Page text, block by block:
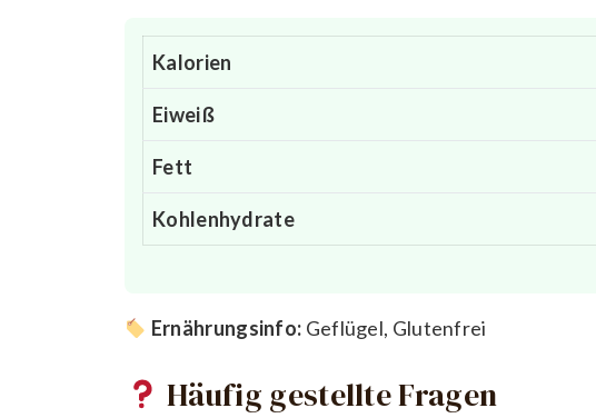
Kalorien
Eiweiß
Fett
Kohlenhydrate
Ernährungsinfo: Geflügel, Glutenfrei
Häufig gestellte Fragen